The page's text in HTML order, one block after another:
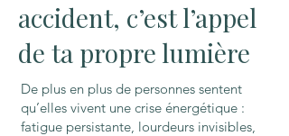
accident, c’est l’appel
de ta propre lumière
De plus en plus de personnes sentent
qu’elles vivent une crise énergétique :
fatigue persistante, lourdeurs invisibles,